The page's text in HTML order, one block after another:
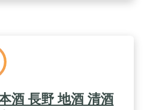
酒 長野 地酒 清酒